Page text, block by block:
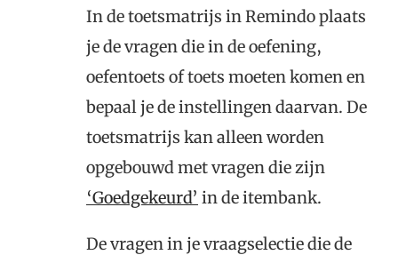
In de toetsmatrijs in Remindo plaats
je de vragen die in de oefening,
oefentoets of toets moeten komen en
bepaal je de instellingen daarvan. De
toetsmatrijs kan alleen worden
opgebouwd met vragen die zijn
‘Goedgekeurd’ in de itembank.
De vragen in je vraagselectie die de